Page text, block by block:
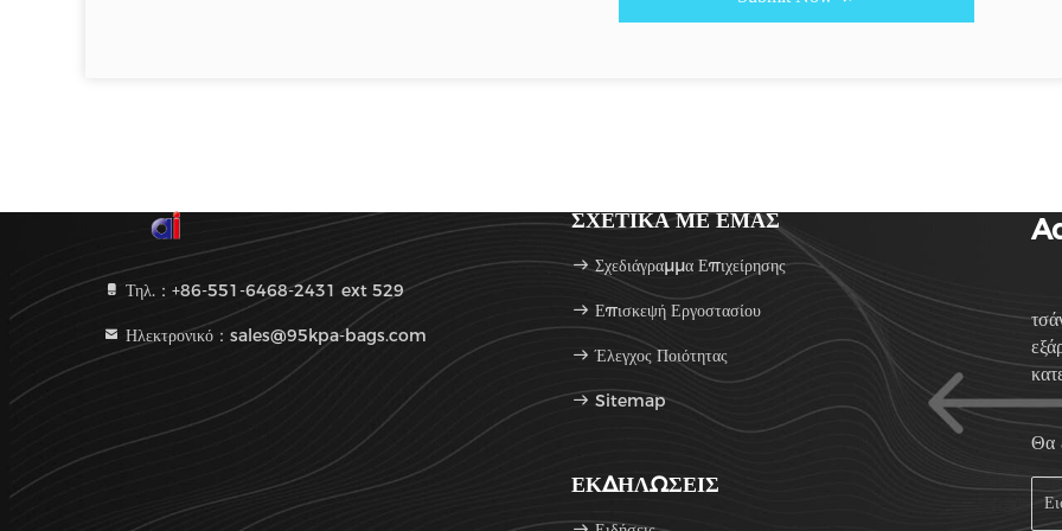
Τηλ.：+86-551-6468-2431 ext 529
Ηλεκτρονικό：sales@95kpa-bags.com
ΣΧΕΤΙΚΆ ΜΕ ΕΜΆΣ
Σχεδιάγραμμα Επιχείρησης
Επισκεψή Εργοστασίου
Έλεγχος Ποιότητας
Sitemap
ΕΚΔΗΛΏΣΕΙΣ
Θα